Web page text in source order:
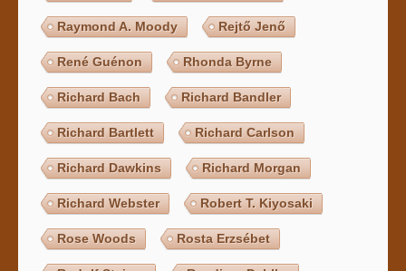
Raymond A. Moody Rejtő Jenő
René Guénon Rhonda Byrne
Richard Bach Richard Bandler
Richard Bartlett Richard Carlson
Richard Dawkins Richard Morgan
Richard Webster Robert T. Kiyosaki
Rose Woods Rosta Erzsébet